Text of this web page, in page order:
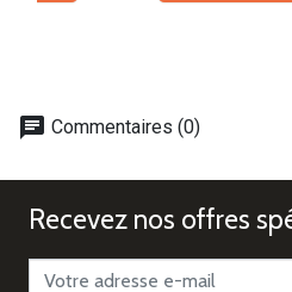
chat Commentaires (0)
Recevez nos offres